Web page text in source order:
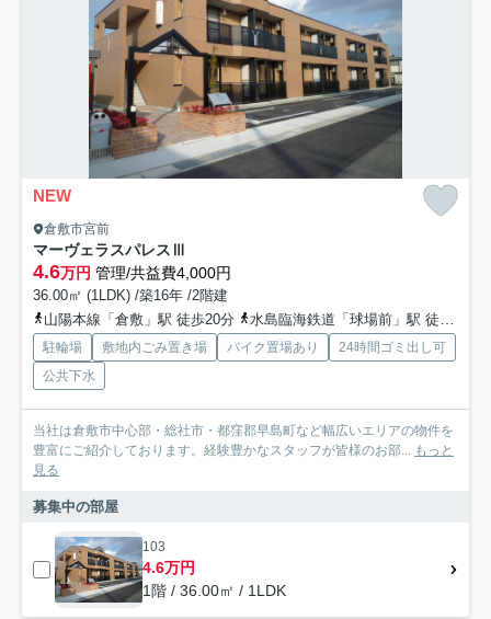
NEW
倉敷市宮前
マーヴェラスパレスⅢ
4.6万円 管理/共益費4,000円
36.00㎡ (1LDK) /築16年 /2階建
山陽本線「倉敷」駅 徒歩20分
水島臨海鉄道「球場前」駅 徒歩42分
駐輪場 敷地内ごみ置き場 バイク置場あり
24時間ゴミ出し可
公共下水
当社は倉敷市中心部・総社市・都窪郡早島町など幅広いエリアの物件を
豊富にご紹介しております。経験豊かなスタッフが皆様のお部... もっと
見る
募集中の部屋
103
4.6万円
1階 / 36.00㎡ / 1LDK